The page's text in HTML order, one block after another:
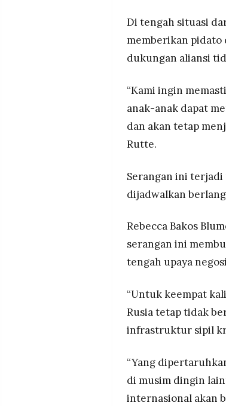
Di tengah situasi
memberikan pidato
dukungan aliansi
“Kami ingin
anak-anak dapat
dan akan tetap
Rutte.
Serangan ini terjadi
dijadwalkan
Rebecca Bakos
serangan ini
tengah upaya
“Untuk keempat
Rusia tetap tidak
infrastruktur sipil
“Yang
di musim dingin
internasional akan